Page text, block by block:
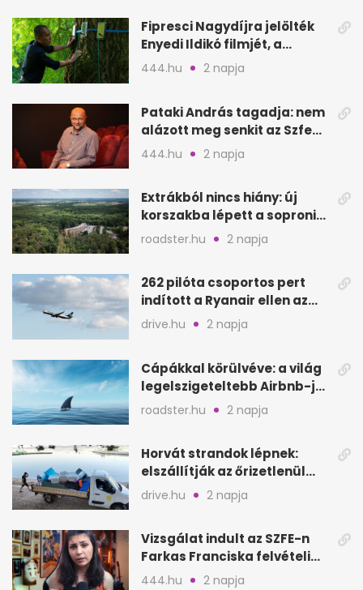
Fipresci Nagydíjra jelölték
Enyedi Ildikó filmjét, a
Csendes barátot
444.hu 2 napja
Pataki András tagadja: nem
alázott meg senkit az Szfe
felvételijén
444.hu 2 napja
Extrákból nincs hiány: új
korszakba lépett a soproni
Fagus Hotel
roadster.hu 2 napja
262 pilóta csoportos pert
indított a Ryanair ellen az
Egyesült Királyságban
drive.hu 2 napja
Cápákkal körülvéve: a világ
legelszigeteltebb Airbnb-je
a nyílt tengeren
roadster.hu 2 napja
Horvát strandok lépnek:
elszállítják az őrizetlenül
hagyott törölközőket
drive.hu 2 napja
Vizsgálat indult az SZFE-n
Farkas Franciska felvételi
videója után
444.hu 2 napja